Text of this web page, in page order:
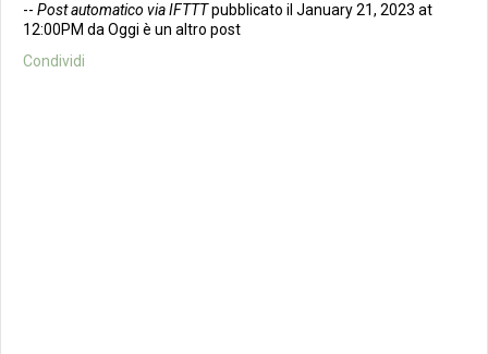
-- Post automatico via IFTTTpubblicato il January 21, 2023 at
12:00PM da Oggi è un altro post
Condividi